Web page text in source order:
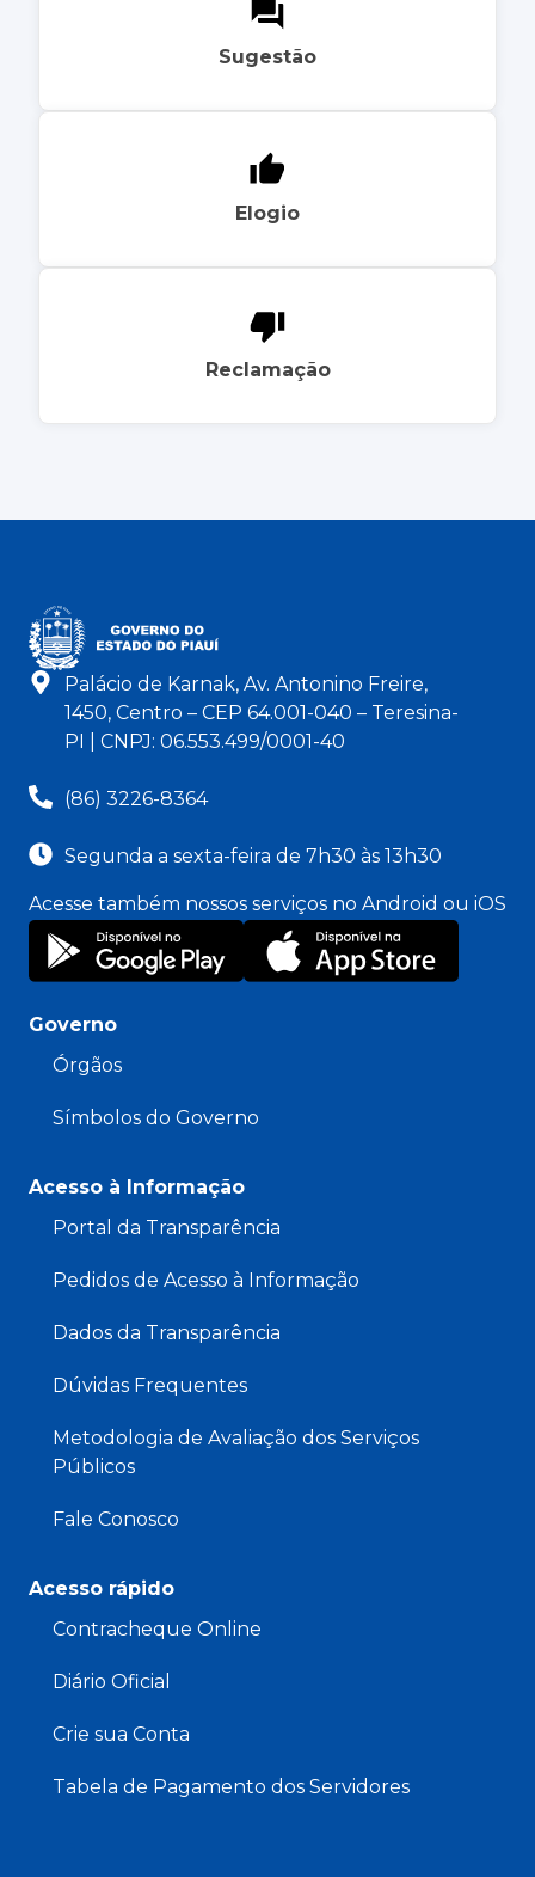
Sugestão
Elogio
Reclamação
Palácio de Karnak, Av. Antonino Freire,
1450, Centro – CEP 64.001-040 – Teresina-
PI | CNPJ: 06.553.499/0001-40
(86) 3226-8364
Segunda a sexta-feira de 7h30 às 13h30
Acesse também nossos serviços no Android ou iOS
Governo
Órgãos
Símbolos do Governo
Acesso à Informação
Portal da Transparência
Pedidos de Acesso à Informação
Dados da Transparência
Dúvidas Frequentes
Metodologia de Avaliação dos Serviços
Públicos
Fale Conosco
Acesso rápido
Contracheque Online
Diário Oficial
Crie sua Conta
Tabela de Pagamento dos Servidores